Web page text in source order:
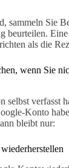
sammeln Sie
beurteilen.
als die
wenn Sie
selbst verfasst
Konto
bleibt nur: